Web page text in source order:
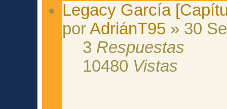
Legacy García
porAdriánT95 » 30
3 Respuestas
10480 Vistas